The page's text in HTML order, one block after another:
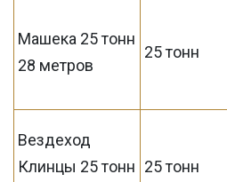
Машека 25 тонн
28 метров
25 тонн
Вездеход
Клинцы 25 тонн 25 тонн